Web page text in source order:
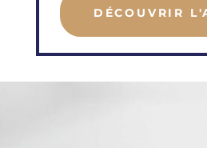
DÉCOUVRIR